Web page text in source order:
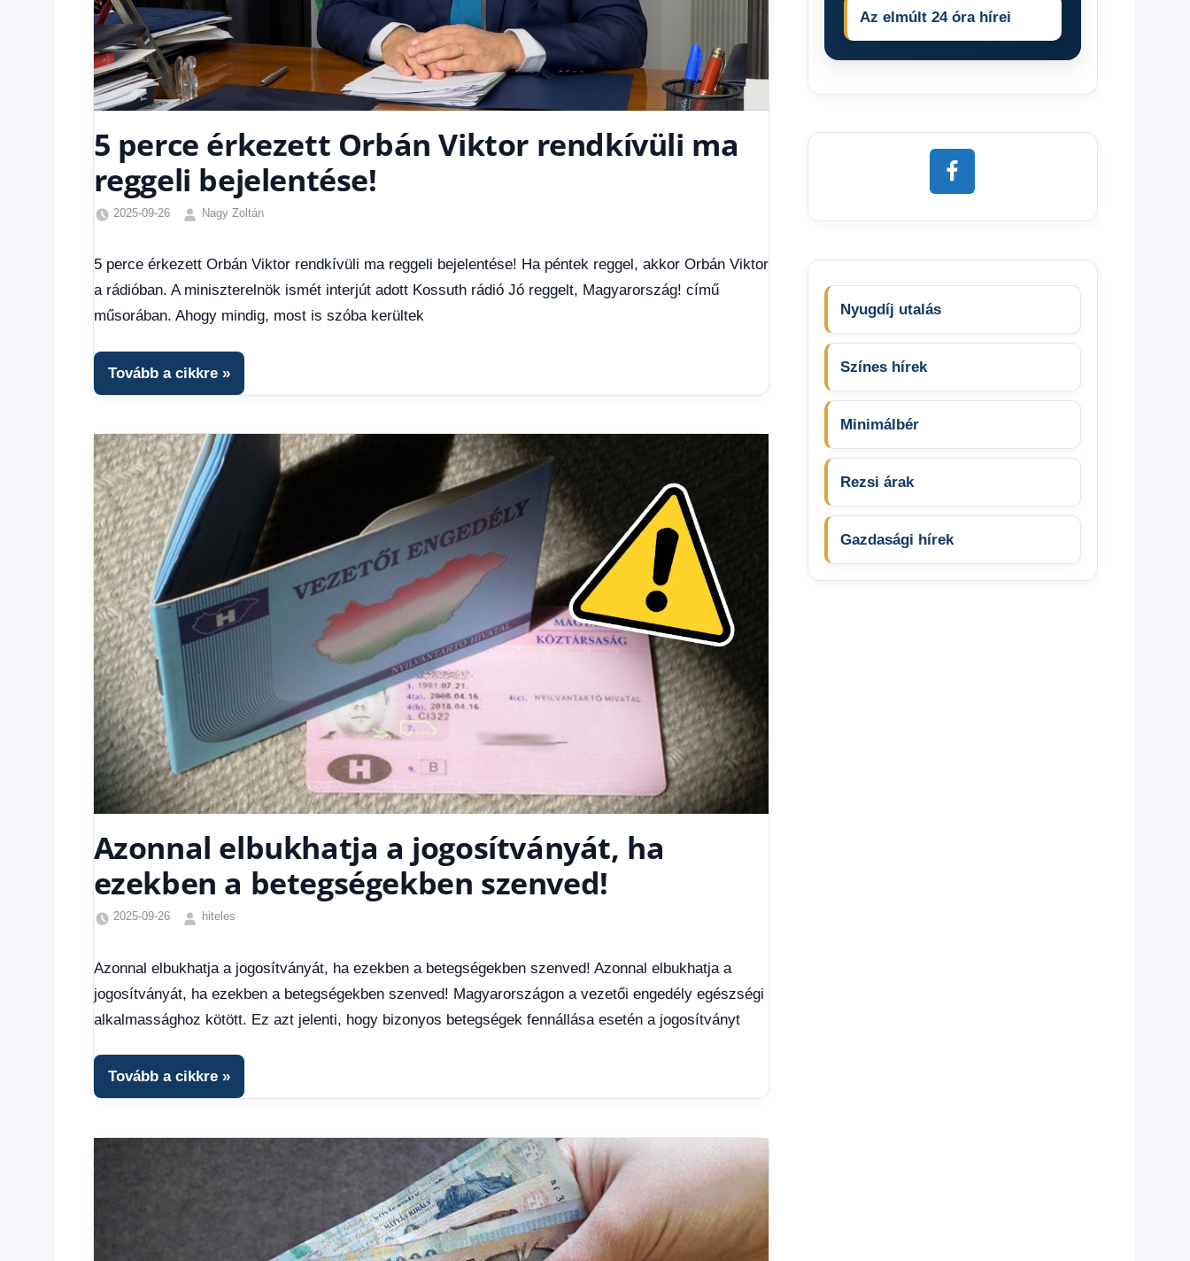
5 perce érkezett Orbán Viktor rendkívüli ma
reggeli bejelentése!
2025-09-26
Nagy Zoltán
hírek,
Gazdaság,
Hírek,
5 perce érkezett Orbán Viktor rendkívüli ma reggeli bejelentése! Ha péntek reggel, akkor Orbán Viktor
a rádióban. A miniszterelnök ismét interjút adott Kossuth rádió Jó reggelt, Magyarország! című
műsorában. Ahogy mindig, most is szóba kerültek
Tovább a cikkre
Azonnal elbukhatja a jogosítványát, ha
ezekben a betegségekben szenved!
2025-09-26
hiteles
hírek,
Hírek,
Hírek
Azonnal elbukhatja a jogosítványát, ha ezekben a betegségekben szenved! Azonnal elbukhatja a
jogosítványát, ha ezekben a betegségekben szenved! Magyarországon a vezetői engedély egészségi
alkalmassághoz kötött. Ez azt jelenti, hogy bizonyos betegségek fennállása esetén a jogosítványt
Tovább a cikkre
Az elmúlt 24 óra hírei
Nyugdíj utalás
Színes hírek
Minimálbér
Rezsi árak
Gazdasági hírek